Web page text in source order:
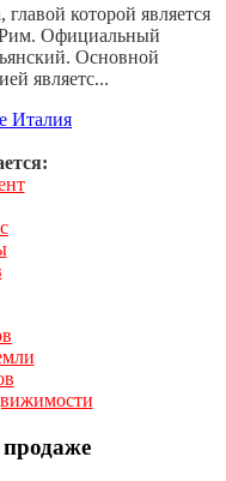
которой является
Рим. Официальный
Основной
являетс...
Италия